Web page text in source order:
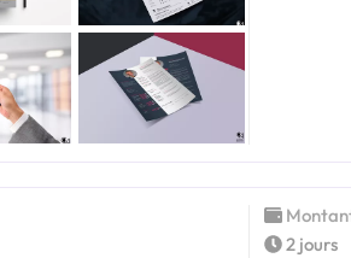
2 jours